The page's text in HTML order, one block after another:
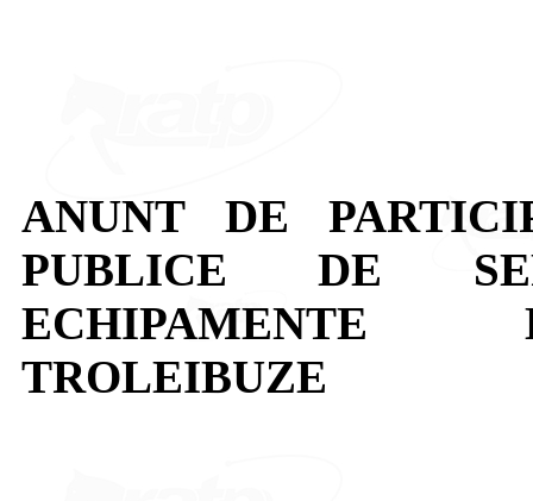
ANUNT DE
PUBLICE DE
ECHIPAMENTE
TROLEIBUZE